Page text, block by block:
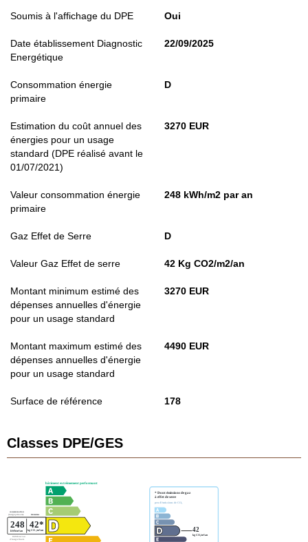
Soumis à l'affichage du DPE Oui
Date établissement Diagnostic
Energétique
22/09/2025
Consommation énergie
primaire
D
Estimation du coût annuel des
énergies pour un usage
standard (DPE réalisé avant le
01/07/2021)
3270 EUR
Valeur consommation énergie
primaire
248 kWh/m2 par an
Gaz Effet de Serre D
Valeur Gaz Effet de serre 42 Kg CO2/m2/an
Montant minimum estimé des
dépenses annuelles d'énergie
pour un usage standard
3270 EUR
Montant maximum estimé des
dépenses annuelles d'énergie
pour un usage standard
4490 EUR
Surface de référence 178
Classes DPE/GES